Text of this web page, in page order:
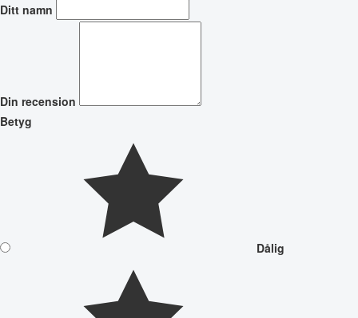
Ditt namn
Din recension
Betyg
Dålig